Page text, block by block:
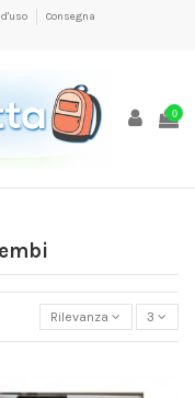
Consegna
0
Rilevanza 3